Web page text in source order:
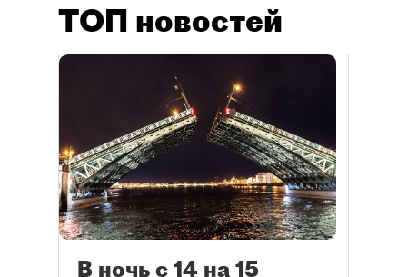
ТОП новостей
В ночь с 14 на 15